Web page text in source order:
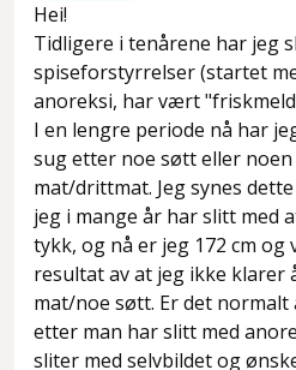
Hei!
Tidligere i tenårene har jeg
spiseforstyrrelser (startet
anoreksi, har vært
I en lengre periode nå har
sug etter noe søtt eller
mat/drittmat. Jeg synes
jeg i mange år har slitt med
tykk, og nå er jeg 172 cm og
resultat av at jeg ikke klarer
mat/noe søtt. Er det normalt
etter man har slitt med
sliter med selvbildet og